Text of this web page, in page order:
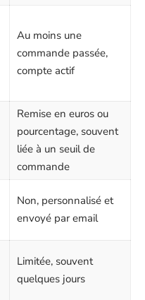
Au moins une
commande passée,
compte actif
Remise en euros ou
pourcentage, souvent
liée à un seuil de
commande
Non, personnalisé et
envoyé par email
Limitée, souvent
quelques jours